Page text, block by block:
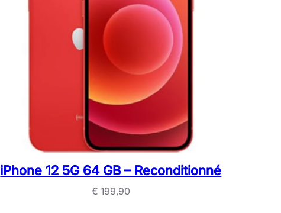
iPhone 12 5G 64 GB – Reconditionné
€ 199,90